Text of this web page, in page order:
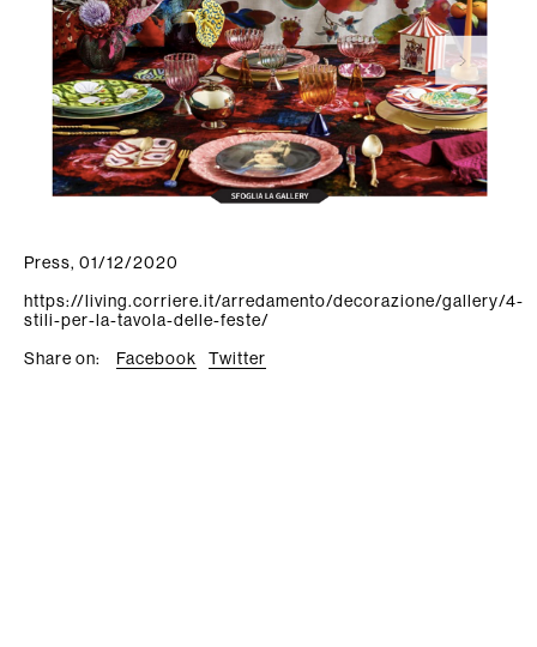
Firm
Collection
News/Press
Find us
Contacts
Newsletter
Press, 01/12/2020
https://living.corriere.it/arredamento/decorazione/gallery/4-
stili-per-la-tavola-delle-feste/
Share on:
Facebook Twitter